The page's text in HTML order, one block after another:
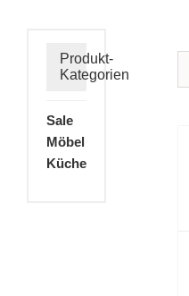
Produkt-
Kategorien
Sale
Möbel
Küche